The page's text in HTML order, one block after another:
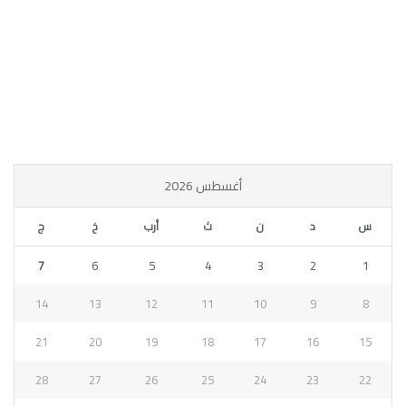
أغسطس 2026
س د ن ث أرب خ ج
1
2
3
4
5
6
7
8
9
10
11
12
13
14
15
16
17
18
19
20
21
22
23
24
25
26
27
28